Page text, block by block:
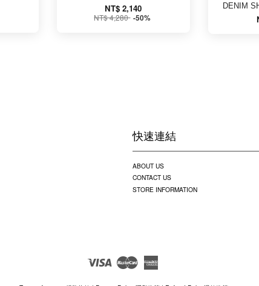
NT$ 2,140
NT$ 4,280 -50%
DENIM
快速連結
ABOUT US
CONTACT US
STORE INFORMATION
Visa Master